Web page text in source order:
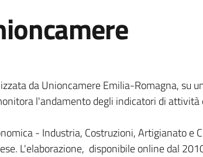
da Unioncamere Emilia-Romagna, su
l'andamento degli indicatori di attività
- Industria, Costruzioni, Artigianato e
L'elaborazione, disponibile online dal